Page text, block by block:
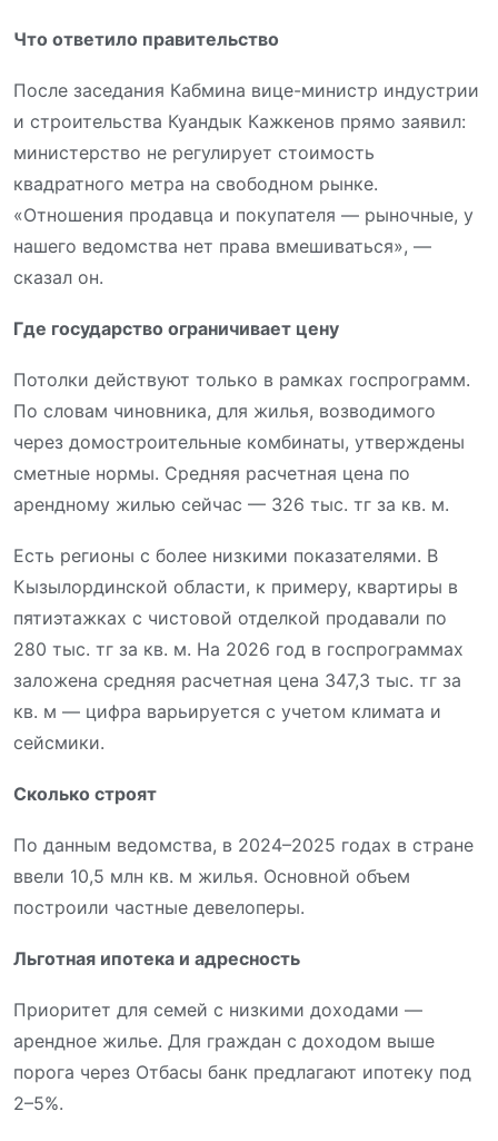
Что ответило правительство
После заседания Кабмина вице-министр индустрии
и строительства Куандык Кажкенов прямо заявил:
министерство не регулирует стоимость
квадратного метра на свободном рынке.
«Отношения продавца и покупателя — рыночные, у
нашего ведомства нет права вмешиваться», —
сказал он.
Где государство ограничивает цену
Потолки действуют только в рамках госпрограмм.
По словам чиновника, для жилья, возводимого
через домостроительные комбинаты, утверждены
сметные нормы. Средняя расчетная цена по
арендному жилью сейчас — 326 тыс. тг за кв. м.
Есть регионы с более низкими показателями. В
Кызылординской области, к примеру, квартиры в
пятиэтажках с чистовой отделкой продавали по
280 тыс. тг за кв. м. На 2026 год в госпрограммах
заложена средняя расчетная цена 347,3 тыс. тг за
кв. м — цифра варьируется с учетом климата и
сейсмики.
Сколько строят
По данным ведомства, в 2024–2025 годах в стране
ввели 10,5 млн кв. м жилья. Основной объем
построили частные девелоперы.
Льготная ипотека и адресность
Приоритет для семей с низкими доходами —
арендное жилье. Для граждан с доходом выше
порога через Отбасы банк предлагают ипотеку под
2–5%.